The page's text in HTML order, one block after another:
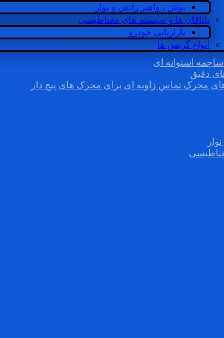
بوش ، واشر رانش و نوار
یاتاقان ها و سیستم های مغناطیسی
بازاریابی خودرو
انواع گریس ها
استوانه ای
دقیق
محرک تماس زاویه ای برای محرک های پیچ دار